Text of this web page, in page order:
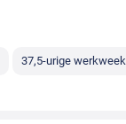
37,5-urige werkweek